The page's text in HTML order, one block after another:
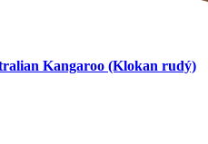
Kangaroo (Klokan rudý)